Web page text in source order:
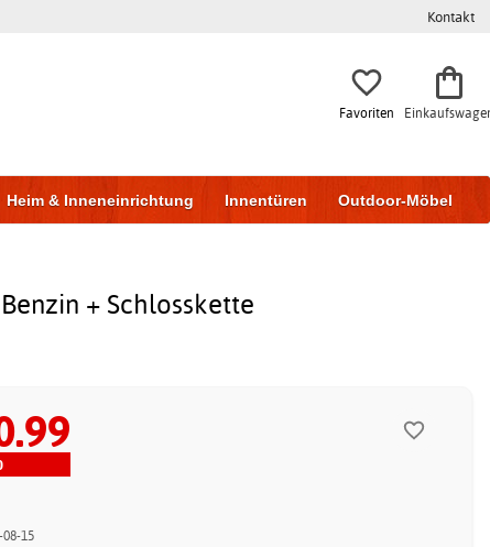
Kontakt
Favoriten
Heim & Inneneinrichtung Innentüren Outdoor-Möbel
+ Schlosskette
15